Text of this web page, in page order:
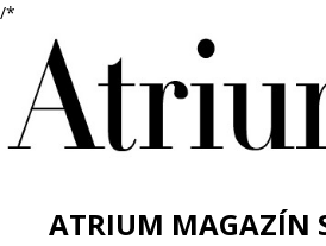
/*
ATRIUM MAGAZÍN